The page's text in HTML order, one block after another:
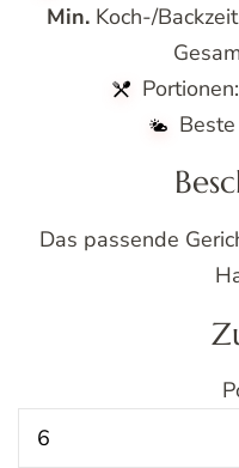
Min. Koch-/Backzeit
Portionen:
Das passende